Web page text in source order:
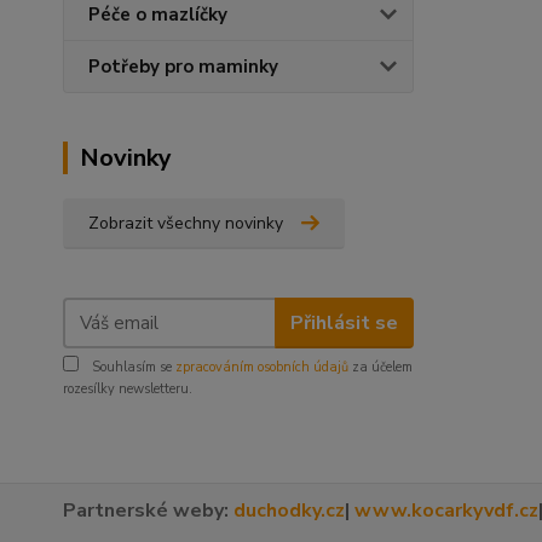
Péče o mazlíčky
Potřeby pro maminky
Novinky
Zobrazit všechny novinky
Přihlásit se
Souhlasím se zpracováním osobních údajů za účelem
rozesílky newsletteru.
Partnerské weby: duchodky.cz| www.kocarkyvdf.cz|